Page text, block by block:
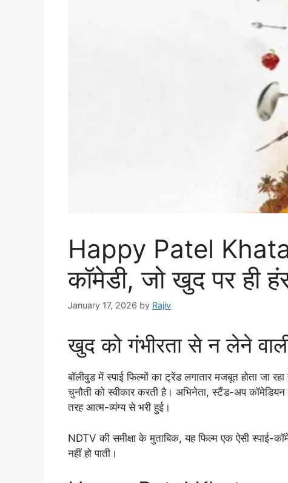
Happy Patel
कॉमेडी, जो खुद पर ही
January 17, 2026 by Rajiv
खुद को गंभीरता से न लेने
बॉलीवुड में स्पाई फिल्मों का ट्रेंड लगातार मजबूत होता जा
चुनौती को स्वीकार करती है। अभिनेता, स्टैंड-अप
तरह आत्म-व्यंग्य से भरी हुई।
NDTV की समीक्षा के मुताबिक, यह फिल्म एक ऐसी
नहीं हो पाती।